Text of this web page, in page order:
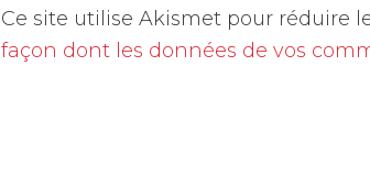
A
l
Ce site utilise Akismet pour réduire
façon dont les données de vos